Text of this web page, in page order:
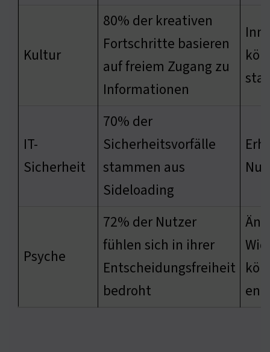
Kultur
80% der kreativen
Fortschritte basieren
auf freiem Zugang zu
Informationen
IT-
Sicherheit
70% der
Sicherheitsvorfälle
stammen aus
Sideloading
Psyche
72% der Nutzer
fühlen sich in ihrer
Entscheidungsfreiheit
bedroht